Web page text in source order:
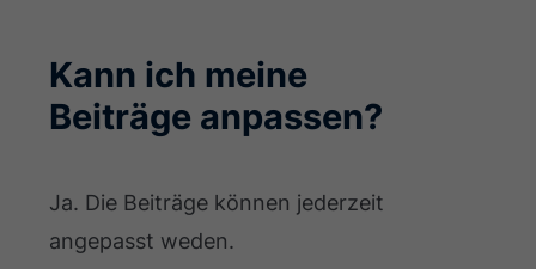
Kann ich meine
Beiträge anpassen?
Ja. Die Beiträge können jederzeit
angepasst weden.